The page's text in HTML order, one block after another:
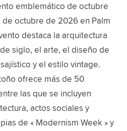
emblemático de octubre
de octubre de 2026 en Palm
destaca la arquitectura
siglo, el arte, el diseño de
y el estilo vintage.
ofrece más de 50
las que se incluyen
actos sociales y
de « Modernism Week » y